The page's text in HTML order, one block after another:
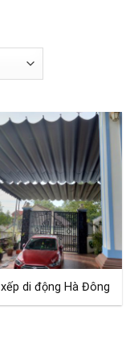
xếp di động Hà Đông